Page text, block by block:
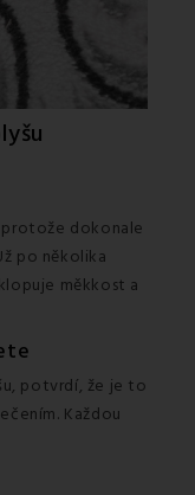
dokonale
po několika
měkkost a
potvrdí, že je to
Každou